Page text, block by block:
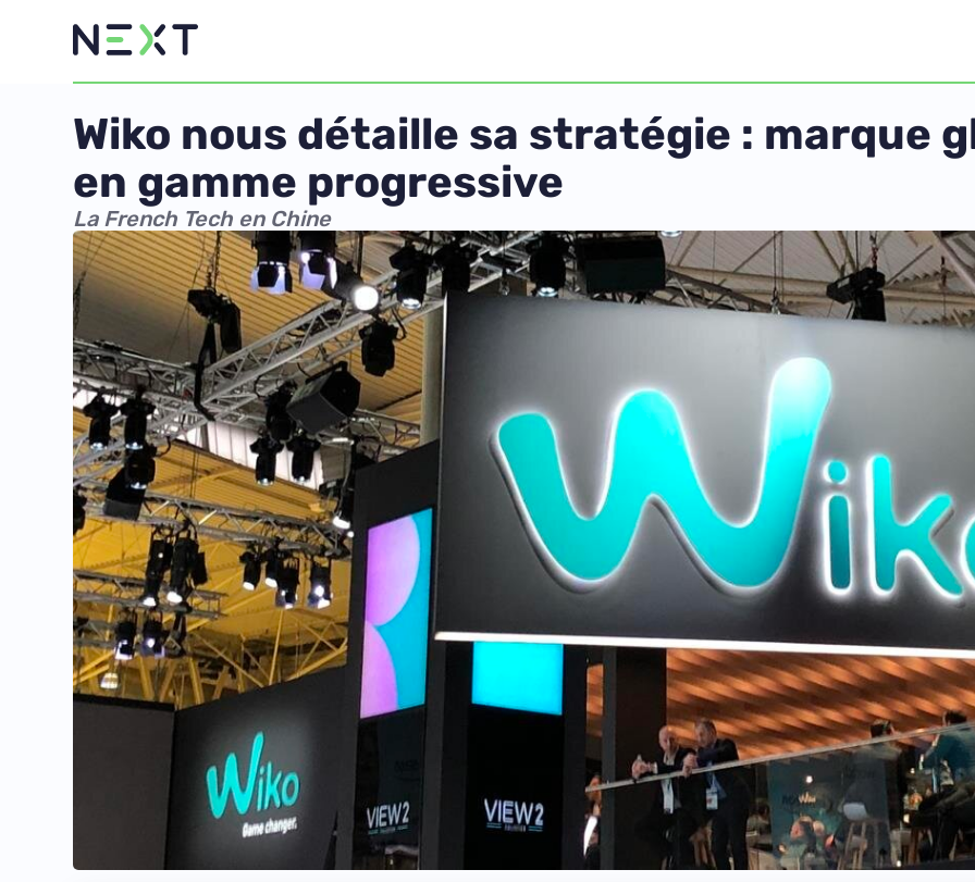
Wiko nous détaille sa stratégie : marque
en gamme progressive
La French Tech en Chine